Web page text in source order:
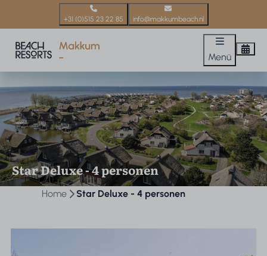
+31 (0)515 23 22 85 info@makkumbeach.nl
Menü
Star Deluxe - 4 personen
Home Star Deluxe - 4 personen